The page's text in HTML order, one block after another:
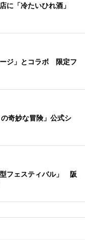
に「冷たいひれ酒」
ジ」とコラボ 限定フ
奇妙な冒険」公式シ
フェスティバル」 阪